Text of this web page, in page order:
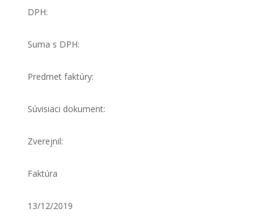
DPH:
Suma s DPH:
Predmet faktúry:
Súvisiaci dokument:
Zverejnil:
Faktúra
13/12/2019